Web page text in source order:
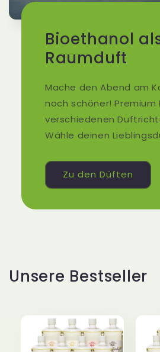
Bioethanol
Raumduft
Mache den Abend am
noch schöner! Premium
verschiedenen
Wähle deinen
Zu den Düften
Unsere Bestseller